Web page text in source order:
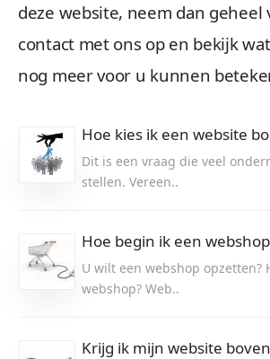
deze website, neem dan geheel
contact met ons op en bekijk
nog meer voor u kunnen
Hoe kies ik een website
Dit is een vraag die veel
stellen. Vereen..
Hoe begin ik een
U wilt een webshop opzetten?
webshop? Web..
Krijg ik mijn website